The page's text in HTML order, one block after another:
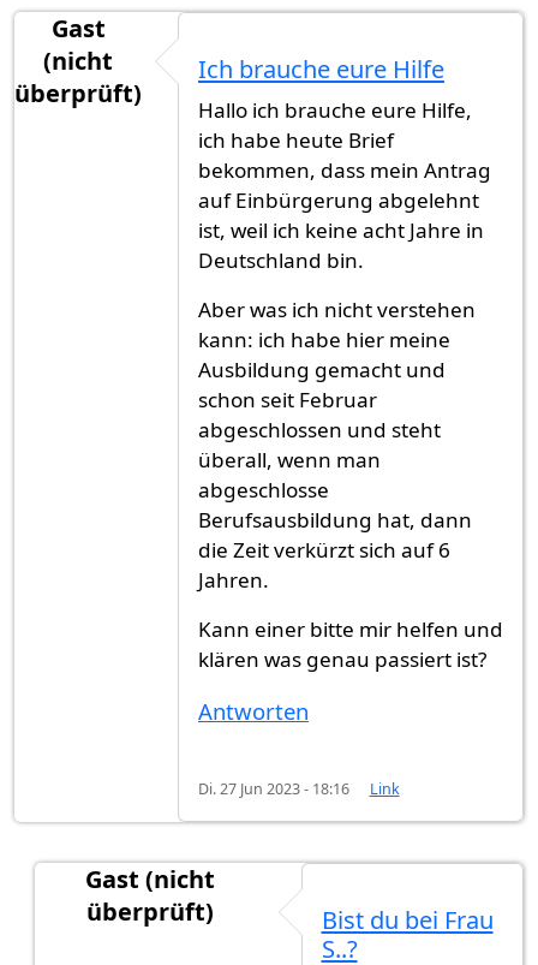
Gast
(nicht
überprüft)
Ich brauche eure Hilfe
Hallo ich brauche eure Hilfe,
ich habe heute Brief
bekommen, dass mein Antrag
auf Einbürgerung abgelehnt
ist, weil ich keine acht Jahre in
Deutschland bin.
Aber was ich nicht verstehen
kann: ich habe hier meine
Ausbildung gemacht und
schon seit Februar
abgeschlossen und steht
überall, wenn man
abgeschlosse
Berufsausbildung hat, dann
die Zeit verkürzt sich auf 6
Jahren.
Kann einer bitte mir helfen und
klären was genau passiert ist?
Antworten
Di. 27 Jun 2023 - 18:16 Link
Gast (nicht
überprüft)
Ich brauche eure HilfevonGast
Bist du bei Frau
S..?